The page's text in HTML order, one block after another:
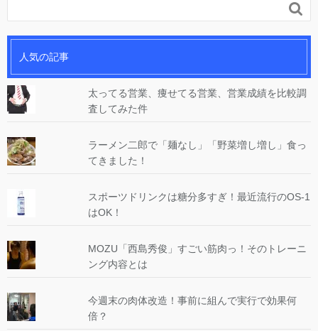

人気の記事
太ってる営業、痩せてる営業、営業成績を比較調
査してみた件
ラーメン二郎で「麺なし」「野菜増し増し」食っ
てきました！
スポーツドリンクは糖分多すぎ！最近流行のOS-1
はOK！
MOZU「西島秀俊」すごい筋肉っ！そのトレーニ
ング内容とは
今週末の肉体改造！事前に組んで実行で効果何
倍？